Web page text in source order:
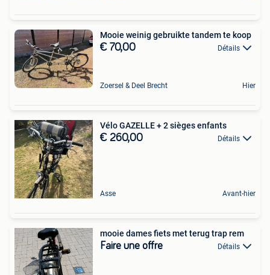
Mooie weinig gebruikte tandem te koop
€ 70,00 Détails
Zoersel & Deel Brecht Hier
Vélo GAZELLE + 2 sièges enfants
€ 260,00 Détails
Asse Avant-hier
mooie dames fiets met terug trap rem
Faire une offre Détails